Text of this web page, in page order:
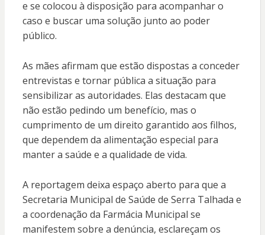
e se colocou à disposição para acompanhar o
caso e buscar uma solução junto ao poder
público.
As mães afirmam que estão dispostas a conceder
entrevistas e tornar pública a situação para
sensibilizar as autoridades. Elas destacam que
não estão pedindo um benefício, mas o
cumprimento de um direito garantido aos filhos,
que dependem da alimentação especial para
manter a saúde e a qualidade de vida.
A reportagem deixa espaço aberto para que a
Secretaria Municipal de Saúde de Serra Talhada e
a coordenação da Farmácia Municipal se
manifestem sobre a denúncia, esclareçam os